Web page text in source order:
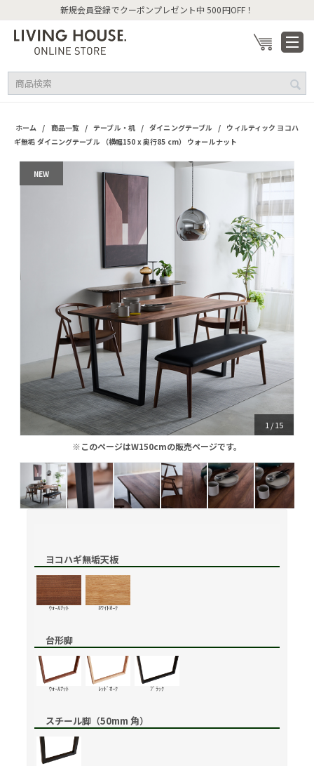
新規会員登録でクーポンプレゼント中 500円OFF！
ホーム / 商品一覧 / テーブル・机 / ダイニングテーブル / ウィルティック ヨコハ
ギ無垢 ダイニングテーブル （横幅150 x 奥行85 cm） ウォールナット
NEW
※このページはW150cmの販売ページです。
1 /15
※このページはW150cmの販売ページです。
ヨコハギ無垢天板
ｳｫｰﾙﾅｯﾄ ﾎﾜｲﾄｵｰｸ
台形脚
ｳｫｰﾙﾅｯﾄ ﾚｯﾄﾞｵｰｸ ﾌﾞﾗｯｸ
スチール脚（50mm 角）